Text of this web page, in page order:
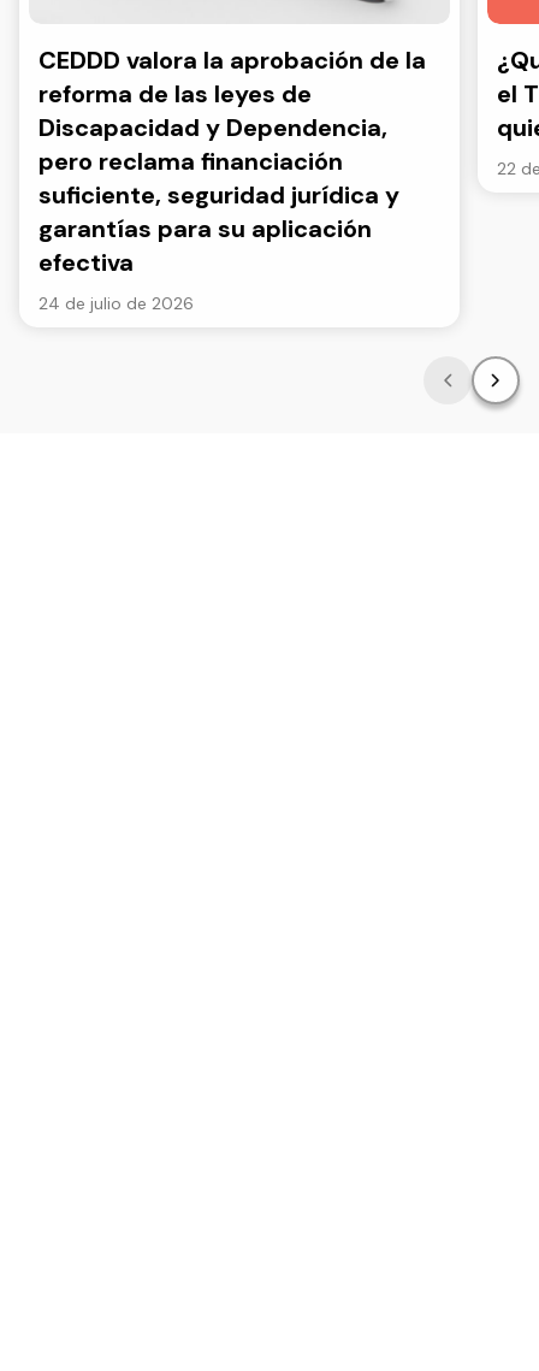
CEDDD valora la aprobación de la
reforma de las leyes de
Discapacidad y Dependencia,
pero reclama financiación
suficiente, seguridad jurídica y
garantías para su aplicación
efectiva
24 de julio de 2026
el
22